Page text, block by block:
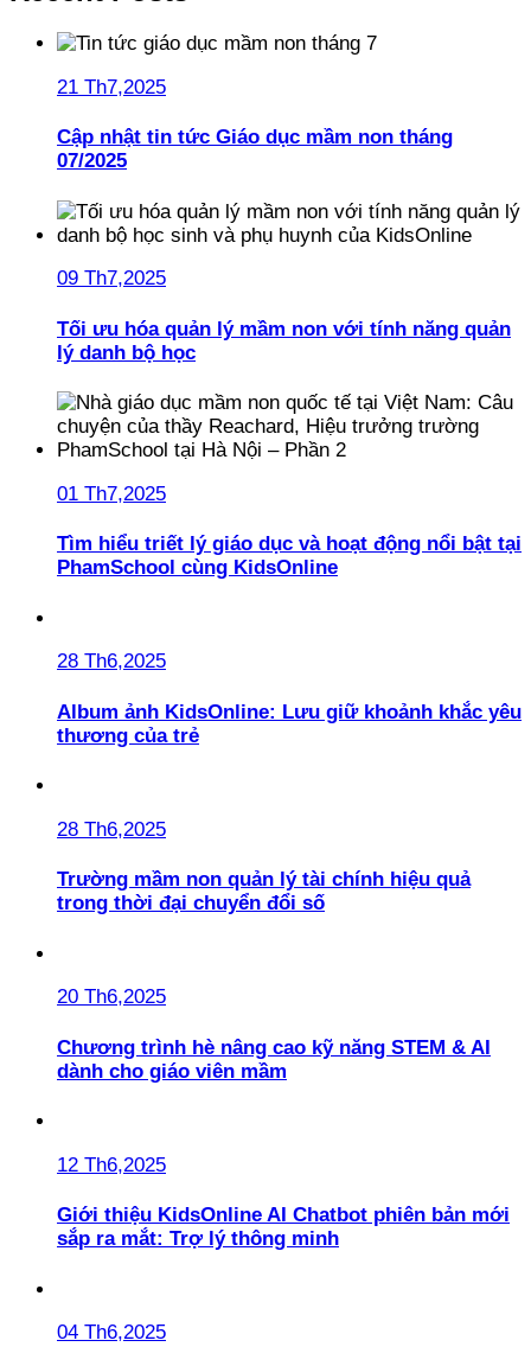
21 Th7,2025
Cập nhật tin tức Giáo dục mầm non tháng
07/2025
09 Th7,2025
Tối ưu hóa quản lý mầm non với tính năng quản
lý danh bộ học
01 Th7,2025
Tìm hiểu triết lý giáo dục và hoạt động nổi bật tại
PhamSchool cùng KidsOnline
28 Th6,2025
Album ảnh KidsOnline: Lưu giữ khoảnh khắc yêu
thương của trẻ
28 Th6,2025
Trường mầm non quản lý tài chính hiệu quả
trong thời đại chuyển đổi số
20 Th6,2025
Chương trình hè nâng cao kỹ năng STEM & AI
dành cho giáo viên mầm
12 Th6,2025
Giới thiệu KidsOnline AI Chatbot phiên bản mới
sắp ra mắt: Trợ lý thông minh
04 Th6,2025